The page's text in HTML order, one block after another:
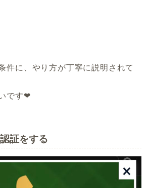
件に、やり方が丁寧に説明されて
です❤︎
証をする